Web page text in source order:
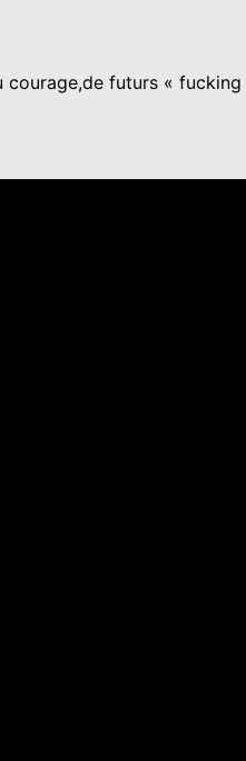
futurs «